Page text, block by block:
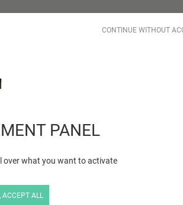
PANEL
over what you want to activate
CONTINUE WITHOUT
ACCEPT ALL
Graines germées
Mélange gourmand de graines germées
sandwichs, poissons..